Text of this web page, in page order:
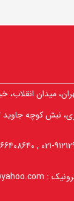
کوچه جاوید 2، پلاک 2
91212991-021 ,
: